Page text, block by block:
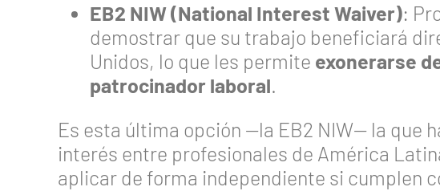
EB2 NIW (National Interest Waiver):
demostrar que su trabajo beneficiará
Unidos, lo que les permite exonerarse
patrocinador laboral.
Es esta última opción —la EB2 NIW— la que
interés entre profesionales de América
aplicar de forma independiente si cumplen